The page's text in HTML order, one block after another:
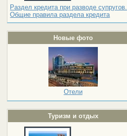
Раздел кредита при разводе супругов.
Общие правила раздела кредита
Новые фото
Отели
Туризм и отдых